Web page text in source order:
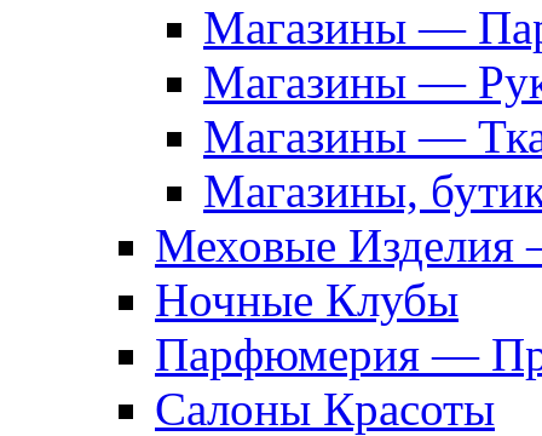
Магазины —
Магазины —
Магазины —
Магазины,
Меховые Изделия
Ночные Клубы
Парфюмерия —
Салоны Красоты